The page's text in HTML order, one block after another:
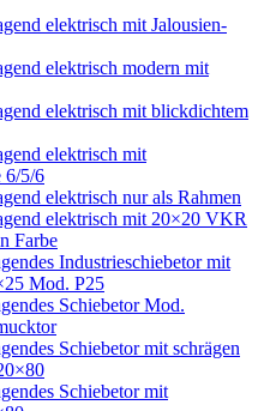
elektrisch mit Jalousien-
elektrisch modern mit
elektrisch mit blickdichtem
elektrisch mit
6/5/6
elektrisch nur als Rahmen
elektrisch mit 20×20 VKR
Farbe
Industrieschiebetor mit
Mod. P25
Schiebetor Mod.
Schiebetor mit schrägen
Schiebetor mit